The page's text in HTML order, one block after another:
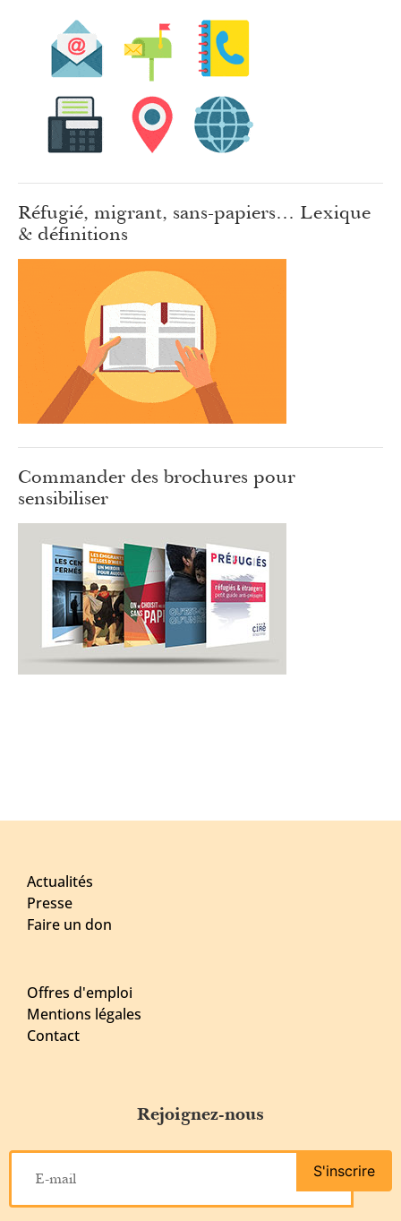
Réfugié, migrant, sans-papiers… Lexique
& définitions
Commander des brochures pour
sensibiliser
Actualités
Presse
Faire un don
Offres d'emploi
Mentions légales
Contact
Rejoignez-nous
S'inscrire